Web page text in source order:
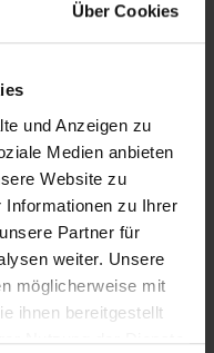
Über Cookies
und Anzeigen zu
Medien anbieten
Website zu
Informationen zu Ihrer
Partner für
weiter. Unsere
möglicherweise mit
ihnen bereitgestellt
Nutzung der Dienste